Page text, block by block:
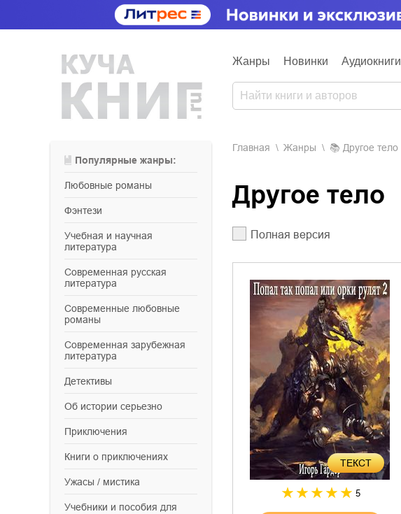
Жанры Новинки Аудиокниги
Популярные жанры:
любовные романы
фэнтези
учебная и научная
литература
современная русская
литература
современные любовные
романы
современная зарубежная
литература
детективы
об истории серьезно
приключения
книги о приключениях
ужасы / мистика
учебники и пособия для
Главная Жанры Другое тело
Другое тело
Полная версия
ТЕКСТ
5